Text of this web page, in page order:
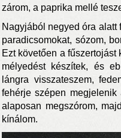
zárom, a paprika mellé
Nagyjából negyed óra alatt
paradicsomokat, sózom,
Ezt követően a
mélyedést készítek, és
lángra visszateszem,
fehérje szépen megjelenik
alaposan megszórom,
kínálom.